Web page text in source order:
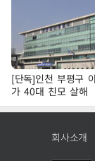
[단독]인천 부평구
가 40대 친모 살해
회사소개